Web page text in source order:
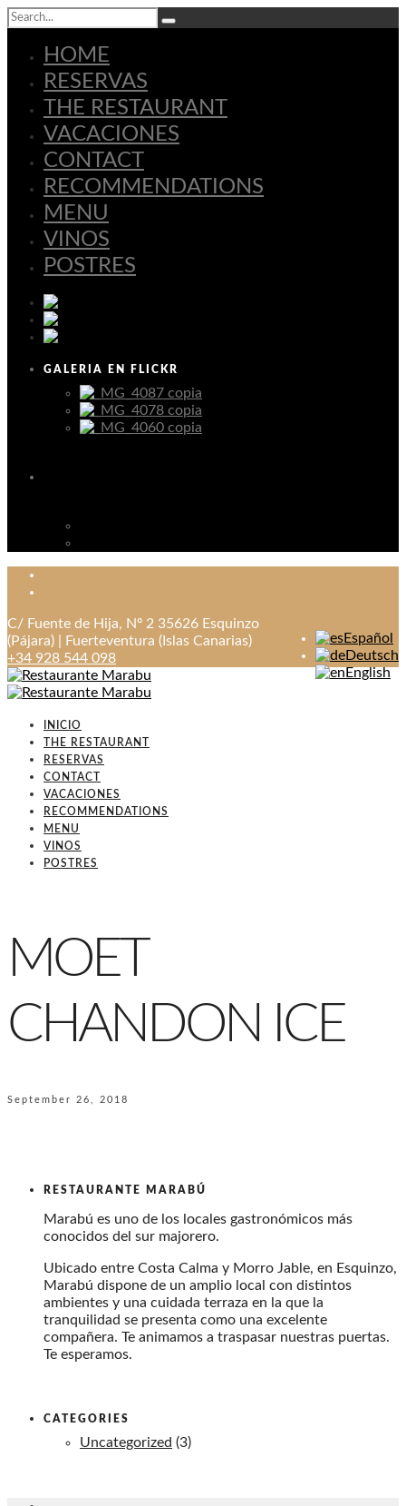
HOME
RESERVAS
THE RESTAURANT
VACACIONES
CONTACT
RECOMMENDATIONS
MENU
VINOS
POSTRES
GALERIA EN FLICKR
Español
Deutsch
English
C/ Fuente de Hija, Nº 2 35626 Esquinzo
(Pájara) | Fuerteventura (Islas Canarias)
+34 928 544 098
INICIO
THE RESTAURANT
RESERVAS
CONTACT
VACACIONES
RECOMMENDATIONS
MENU
VINOS
POSTRES
MOET
CHANDON ICE
September 26, 2018
RESTAURANTE MARABÚ
Marabú es uno de los locales gastronómicos más
conocidos del sur majorero.
Ubicado entre Costa Calma y Morro Jable, en Esquinzo,
Marabú dispone de un amplio local con distintos
ambientes y una cuidada terraza en la que la
tranquilidad se presenta como una excelente
compañera. Te animamos a traspasar nuestras puertas.
Te esperamos.
CATEGORIES
Uncategorized (3)